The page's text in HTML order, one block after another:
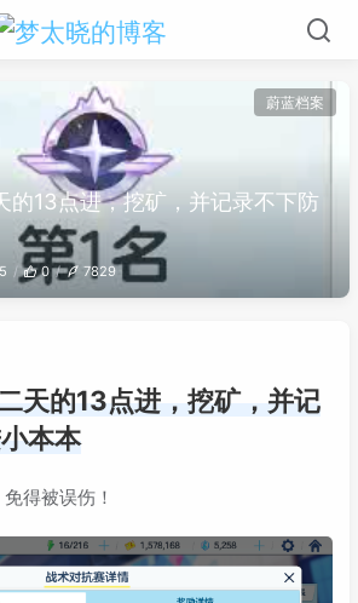
蔚蓝档案
的13点进，挖矿，并记录不下防
0 7829
天的13点进，挖矿，并记
本本
免得被误伤！